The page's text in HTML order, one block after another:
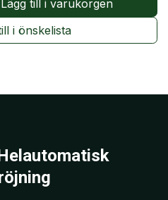
Lägg till i varukorgen
i önskelista